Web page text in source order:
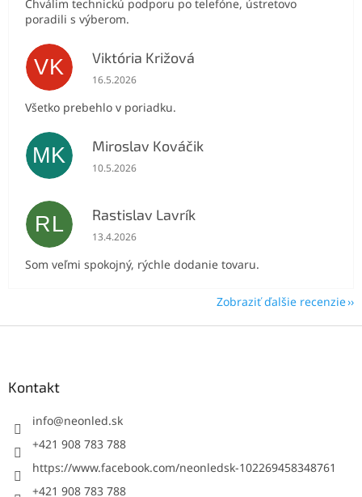
Chválim technickú podporu po telefóne, ústretovo
poradili s výberom.
VK Viktória Križová
Hodnotenie obchodu je 5 z 5 hviezdičiek.
16.5.2026
Všetko prebehlo v poriadku.
MK Miroslav Kováčik
Hodnotenie obchodu je 5 z 5 hviezdičiek.
10.5.2026
RL Rastislav Lavrík
Hodnotenie obchodu je 5 z 5 hviezdičiek.
13.4.2026
Som veľmi spokojný, rýchle dodanie tovaru.
Zobraziť ďalšie recenzie
Kontakt
info@neonled.sk
+421 908 783 788
https://www.facebook.com/neonledsk-102269458348761
+421 908 783 788